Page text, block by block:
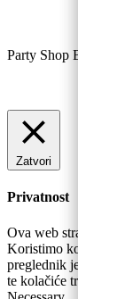
Party Shop
Zatvori
Privatnost
Ova web stranica
Koristimo kolačiće
preglednik jer su
te kolačiće trećih